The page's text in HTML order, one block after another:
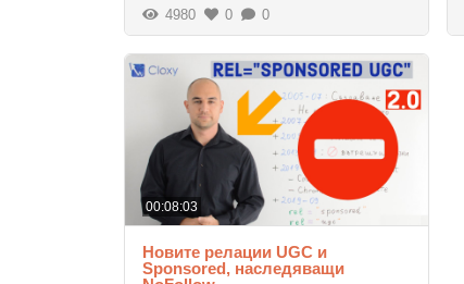
4980 0 0
00:08:03
Новите релации UGC и
Sponsored, наследяващи